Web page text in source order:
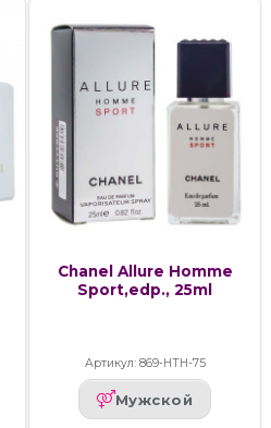
Chanel Allure Homme
Sport,edp., 25ml
Артикул: 869-НТН-75
Мужской